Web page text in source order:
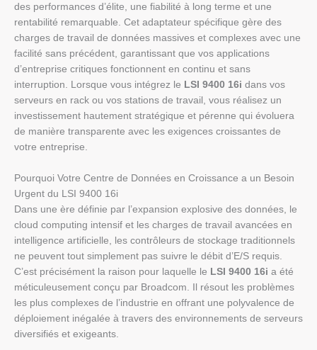
des performances d’élite, une fiabilité à long terme et une
rentabilité remarquable. Cet adaptateur spécifique gère des
charges de travail de données massives et complexes avec une
facilité sans précédent, garantissant que vos applications
d’entreprise critiques fonctionnent en continu et sans
interruption. Lorsque vous intégrez le LSI 9400 16i dans vos
serveurs en rack ou vos stations de travail, vous réalisez un
investissement hautement stratégique et pérenne qui évoluera
de manière transparente avec les exigences croissantes de
votre entreprise.
Pourquoi Votre Centre de Données en Croissance a un Besoin
Urgent du LSI 9400 16i
Dans une ère définie par l’expansion explosive des données, le
cloud computing intensif et les charges de travail avancées en
intelligence artificielle, les contrôleurs de stockage traditionnels
ne peuvent tout simplement pas suivre le débit d’E/S requis.
C’est précisément la raison pour laquelle le LSI 9400 16i a été
méticuleusement conçu par Broadcom. Il résout les problèmes
les plus complexes de l’industrie en offrant une polyvalence de
déploiement inégalée à travers des environnements de serveurs
diversifiés et exigeants.